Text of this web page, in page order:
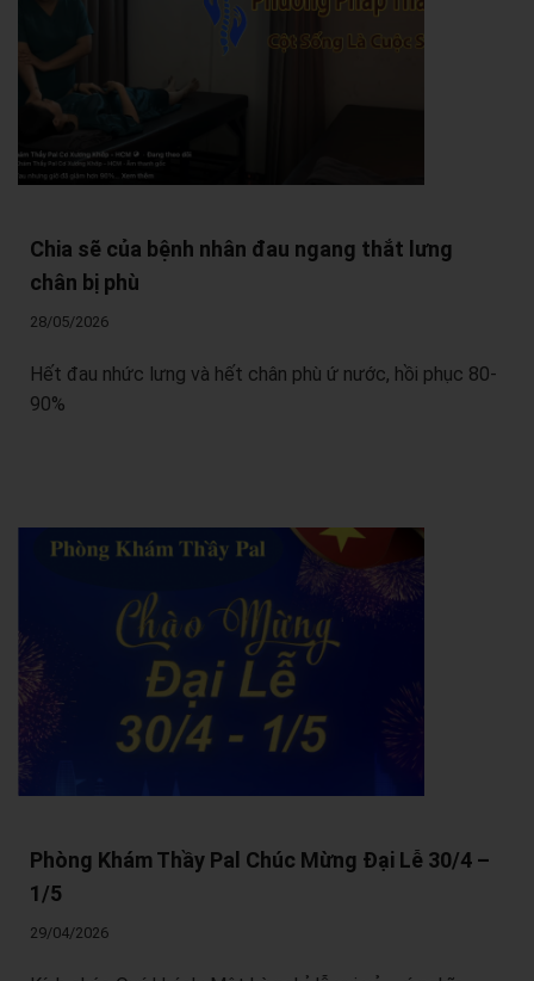
Chia sẽ của bệnh nhân đau ngang thắt lưng
chân bị phù
28/05/2026
Hết đau nhức lưng và hết chân phù ứ nước, hồi phục 80-
90%
Phòng Khám Thầy Pal Chúc Mừng Đại Lễ 30/4 –
1/5
29/04/2026